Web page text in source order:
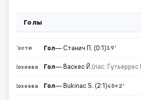
Голы
Гости 19'
Гол— Станич П. (0:1)
Хозяева Гол— Васкес Й.(пас: Гутьеррес
Хозяева 45+2'
Гол— Bukinac S. (2:1)